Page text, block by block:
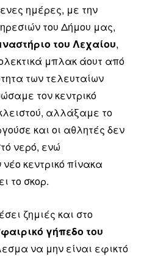
ημέρες, με την
του Δήμου μας,
του Λεχαίου,
μπλακ άουτ από
των τελευταίων
τον κεντρικό
αλλάξαμε το
και οι αθλητές δεν
νερό, ενώ
κεντρικό πίνακα
το σκορ.
ζημιές και στο
γήπεδο του
να μην είναι εφικτό